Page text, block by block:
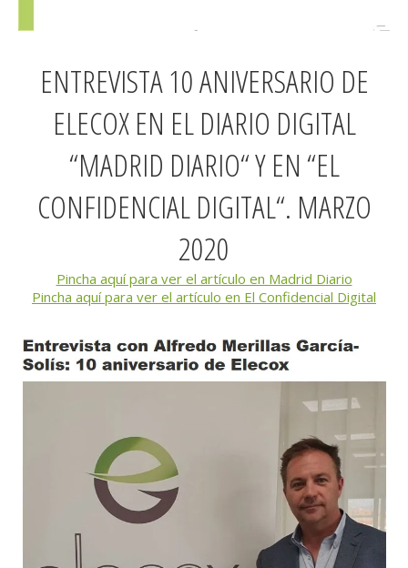
ENTREVISTA 10 ANIVERSARIO DE
ELECOX EN EL DIARIO DIGITAL
“MADRID DIARIO“ Y EN “EL
CONFIDENCIAL DIGITAL“. MARZO
2020
Pincha aquí para ver el artículo en Madrid Diario
Pincha aquí para ver el artículo en El Confidencial Digital